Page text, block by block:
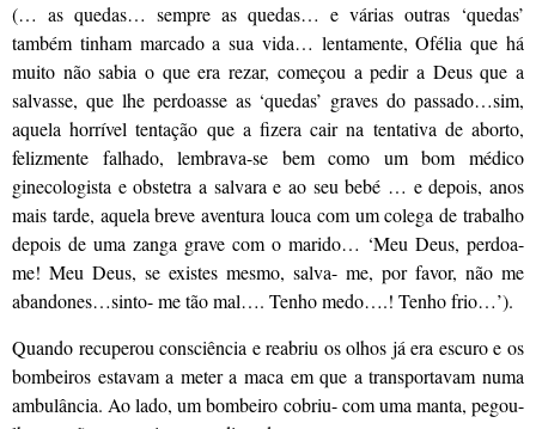
(… as quedas… sempre as quedas… e várias outras ‘quedas’
também tinham marcado a sua vida… lentamente, Ofélia que há
muito não sabia o que era rezar, começou a pedir a Deus que a
salvasse, que lhe perdoasse as ‘quedas’ graves do passado…sim,
aquela horrível tentação que a fizera cair na tentativa de aborto,
felizmente falhado, lembrava-se bem como um bom médico
ginecologista e obstetra a salvara e ao seu bebé … e depois, anos
mais tarde, aquela breve aventura louca com um colega de trabalho
depois de uma zanga grave com o marido… ‘Meu Deus, perdoa-
me! Meu Deus, se existes mesmo, salva- me, por favor, não me
abandones…sinto- me tão mal…. Tenho medo….! Tenho frio…’).
Quando recuperou consciência e reabriu os olhos já era escuro e os
bombeiros estavam a meter a maca em que a transportavam numa
ambulância. Ao lado, um bombeiro cobriu- com uma manta, pegou-